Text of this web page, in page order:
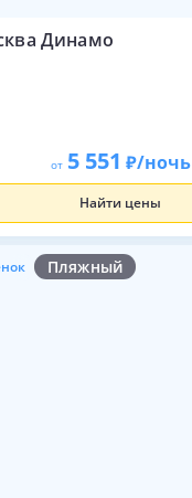
Динамо
от 5 551 /ночь
Найти цены
Пляжный